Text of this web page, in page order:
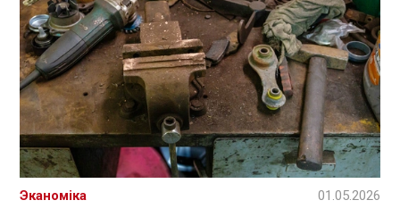
Эканоміка 01.05.2026